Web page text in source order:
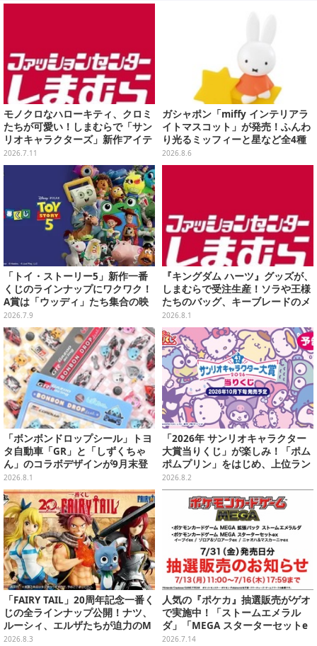
モノクロなハローキティ、クロミ
たちが可愛い！しまむらで「サン
リオキャラクターズ」新作アイテ
ムが発売、マスコットやポーチ各
種ラインナップ
2026.7.11
ガシャポン「miffy インテリアラ
イトマスコット」が発売！ふんわ
り光るミッフィーと星など全4種
ラインナップ
2026.8.6
「トイ・ストーリー5」新作一番
くじのラインナップにワクワク！
A賞は「ウッディ」たち集合の映
画記念フィギュア
2026.7.9
『キングダム ハーツ』グッズが、
しまむらで受注生産！ソラや王様
たちのバッグ、キーブレードのメ
ガネケースなど
2026.8.1
「ボンボンドロップシール」トヨ
タ自動車「GR」と「しずくちゃ
ん」のコラボデザインが9月末登
場！くま吉らも描かれた全4柄
2026.8.1
「2026年 サンリオキャラクター
大賞当りくじ」が楽しみ！「ポム
ポムプリン」をはじめ、上位ラン
クインが登場するスペシャル企画
2026.8.2
「FAIRY TAIL」20周年記念一番く
じの全ラインナップ公開！ナツ、
ルーシィ、エルザたちが迫力のM
ASTERLISEで初登場
2026.8.3
人気の『ポケカ』抽選販売がゲオ
で実施中！「ストームエメラル
ダ」「MEGA スターターセットe
x」各種の全4商品
2026.7.14